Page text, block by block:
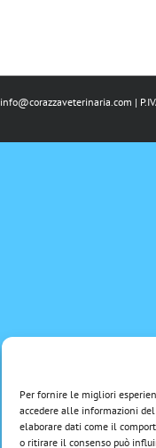
Per fornire le migliori
accedere alle informazioni
elaborare dati come il
o ritirare il consenso può
info@corazzaveterinaria.com |